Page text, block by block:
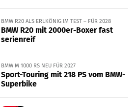
BMW R20 ALS ERLKÖNIG IM TEST – FÜR 2028
BMW R20 mit 2000er-Boxer fast
serienreif
BMW M 1000 RS NEU FÜR 2027
Sport-Touring mit 218 PS vom BMW-
Superbike